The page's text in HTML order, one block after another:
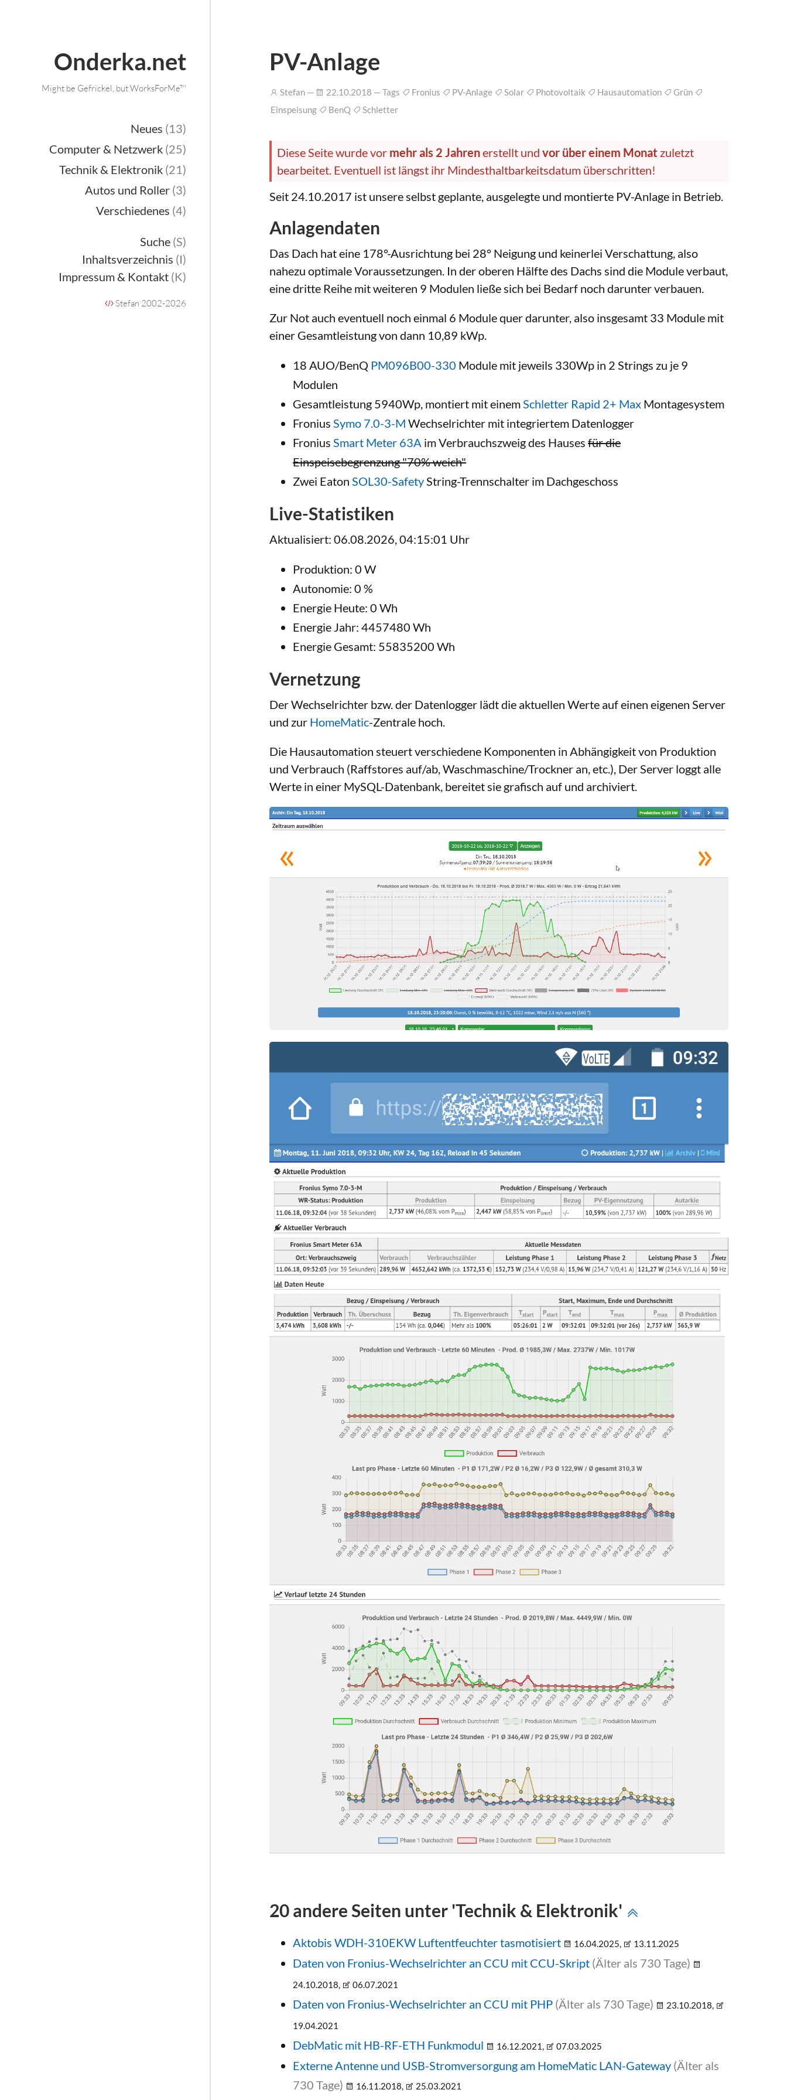
Onderka.net
Might be Gefrickel, but WorksForMe™
Neues (13)
Computer & Netzwerk (25)
Technik & Elektronik (21)
Autos und Roller (3)
Verschiedenes (4)
Suche (S)
Inhaltsverzeichnis (I)
Impressum & Kontakt (K)
Stefan 2002-2026
PV-Anlage
Stefan — 22.10.2018 — Tags Fronius PV-Anlage Solar Photovoltaik Hausautomation
Grün
Einspeisung
BenQ Schletter
Diese Seite wurde vor mehr als 2 Jahrenerstellt und vor über einem Monat zuletzt
bearbeitet. Eventuell ist längst ihr Mindesthaltbarkeitsdatum überschritten!
Seit 24.10.2017 ist unsere selbst geplante, ausgelegte und montierte PV-Anlage in Betrieb.
Anlagendaten
Das Dach hat eine 178°-Ausrichtung bei 28° Neigung und keinerlei Verschattung, also
nahezu optimale Voraussetzungen. In der oberen Hälfte des Dachs sind die Module verbaut,
eine dritte Reihe mit weiteren 9 Modulen ließe sich bei Bedarf noch darunter verbauen.
Zur Not auch eventuell noch einmal 6 Module quer darunter, also insgesamt 33 Module mit
einer Gesamtleistung von dann 10,89 kWp.
18 AUO/BenQ PM096B00-330 Module mit jeweils 330Wp in 2 Strings zu je 9
Modulen
Gesamtleistung 5940Wp, montiert mit einemSchletter Rapid 2+ Max Montagesystem
Fronius Symo 7.0-3-M Wechselrichter mit integriertem Datenlogger
Fronius Smart Meter 63A im Verbrauchszweig des Hauses für die
Einspeisebegrenzung "70% weich"
Zwei Eaton SOL30-SafetyString-Trennschalter im Dachgeschoss
Live-Statistiken
Aktualisiert: 06.08.2026, 04:15:01 Uhr
Produktion: 0 W
Autonomie: 0 %
Energie Heute: 0 Wh
Energie Jahr: 4457480 Wh
Energie Gesamt: 55835200 Wh
Vernetzung
Der Wechselrichter bzw. der Datenlogger lädt die aktuellen Werte auf einen eigenen Server
und zur HomeMatic-Zentrale hoch.
Die Hausautomation steuert verschiedene Komponenten in Abhängigkeit von Produktion
und Verbrauch (Raffstores auf/ab, Waschmaschine/Trockner an, etc.), Der Server loggt alle
Werte in einer MySQL-Datenbank, bereitet sie grafisch auf und archiviert.
20 andere Seiten unter 'Technik & Elektronik'
Aktobis WDH-310EKW Luftentfeuchter tasmotisiert 16.04.2025, 13.11.2025
Daten von Fronius-Wechselrichter an CCU mit CCU-Skript (Älter als 730 Tage)
24.10.2018, 06.07.2021
Daten von Fronius-Wechselrichter an CCU mit PHP (Älter als 730 Tage)
23.10.2018,
19.04.2021
DebMatic mit HB-RF-ETH Funkmodul 16.12.2021, 07.03.2025
Externe Antenne und USB-Stromversorgung am HomeMatic LAN-Gateway (Älter als
730 Tage)
16.11.2018, 25.03.2021